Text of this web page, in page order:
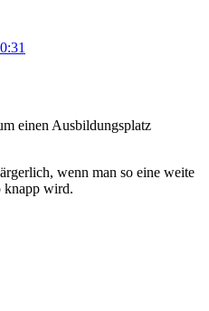
einen Ausbildungsplatz
wenn man so eine weite
knapp wird.